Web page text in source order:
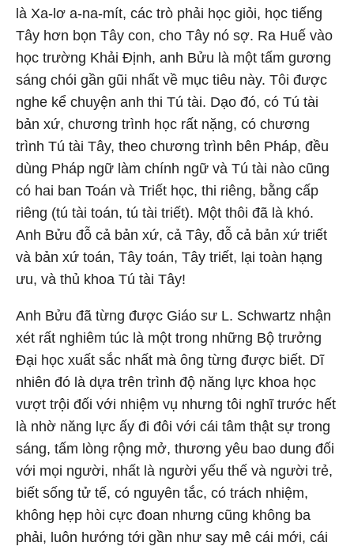
là Xa-lơ a-na-mít, các trò phải học giỏi, học tiếng
Tây hơn bọn Tây con, cho Tây nó sợ. Ra Huế vào
học trường Khải Định, anh Bửu là một tấm gương
sáng chói gần gũi nhất về mục tiêu này. Tôi được
nghe kể chuyện anh thi Tú tài. Dạo đó, có Tú tài
bản xứ, chương trình học rất nặng, có chương
trình Tú tài Tây, theo chương trình bên Pháp, đều
dùng Pháp ngữ làm chính ngữ và Tú tài nào cũng
có hai ban Toán và Triết học, thi riêng, bằng cấp
riêng (tú tài toán, tú tài triết). Một thôi đã là khó.
Anh Bửu đỗ cả bản xứ, cả Tây, đỗ cả bản xứ triết
và bản xứ toán, Tây toán, Tây triết, lại toàn hạng
ưu, và thủ khoa Tú tài Tây!
Anh Bửu đã từng được Giáo sư L. Schwartz nhận
xét rất nghiêm túc là một trong những Bộ trưởng
Đại học xuất sắc nhất mà ông từng được biết. Dĩ
nhiên đó là dựa trên trình độ năng lực khoa học
vượt trội đối với nhiệm vụ nhưng tôi nghĩ trước hết
là nhờ năng lực ấy đi đôi với cái tâm thật sự trong
sáng, tấm lòng rộng mở, thương yêu bao dung đối
với mọi người, nhất là người yếu thế và người trẻ,
biết sống tử tế, có nguyên tắc, có trách nhiệm,
không hẹp hòi cực đoan nhưng cũng không ba
phải, luôn hướng tới gần như say mê cái mới, cái